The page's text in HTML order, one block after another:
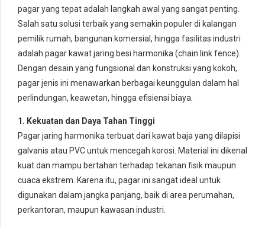
pagar yang tepat adalah langkah awal yang sangat penting.
Salah satu solusi terbaik yang semakin populer di kalangan
pemilik rumah, bangunan komersial, hingga fasilitas industri
adalah pagar kawat jaring besi harmonika (chain link fence).
Dengan desain yang fungsional dan konstruksi yang kokoh,
pagar jenis ini menawarkan berbagai keunggulan dalam hal
perlindungan, keawetan, hingga efisiensi biaya.
1. Kekuatan dan Daya Tahan Tinggi
Pagar jaring harmonika terbuat dari kawat baja yang dilapisi
galvanis atau PVC untuk mencegah korosi. Material ini dikenal
kuat dan mampu bertahan terhadap tekanan fisik maupun
cuaca ekstrem. Karena itu, pagar ini sangat ideal untuk
digunakan dalam jangka panjang, baik di area perumahan,
perkantoran, maupun kawasan industri.